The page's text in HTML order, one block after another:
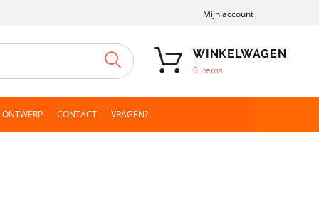
Mijn account
ZOEKEN WINKELWAGEN
0 items
CONTACT VRAGEN?